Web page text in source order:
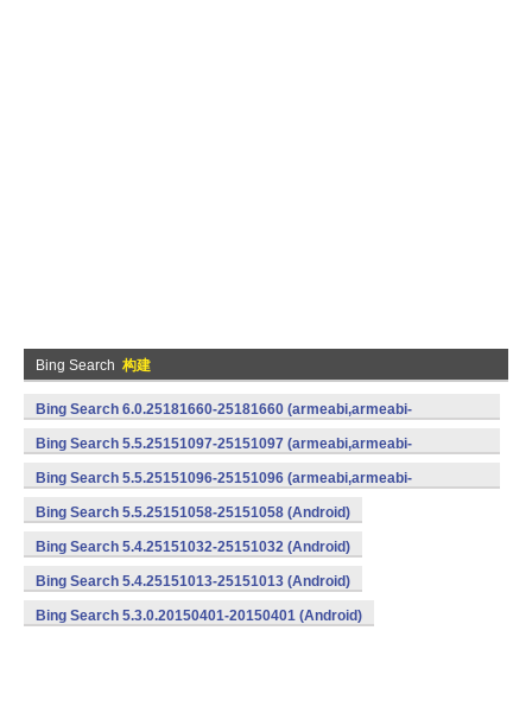
Bing Search 构建
Bing Search 6.0.25181660-25181660 (armeabi,armeabi-
v7a) (Android)
Bing Search 5.5.25151097-25151097 (armeabi,armeabi-
v7a) (Android)
Bing Search 5.5.25151096-25151096 (armeabi,armeabi-
v7a) (Android)
Bing Search 5.5.25151058-25151058 (Android)
Bing Search 5.4.25151032-25151032 (Android)
Bing Search 5.4.25151013-25151013 (Android)
Bing Search 5.3.0.20150401-20150401 (Android)